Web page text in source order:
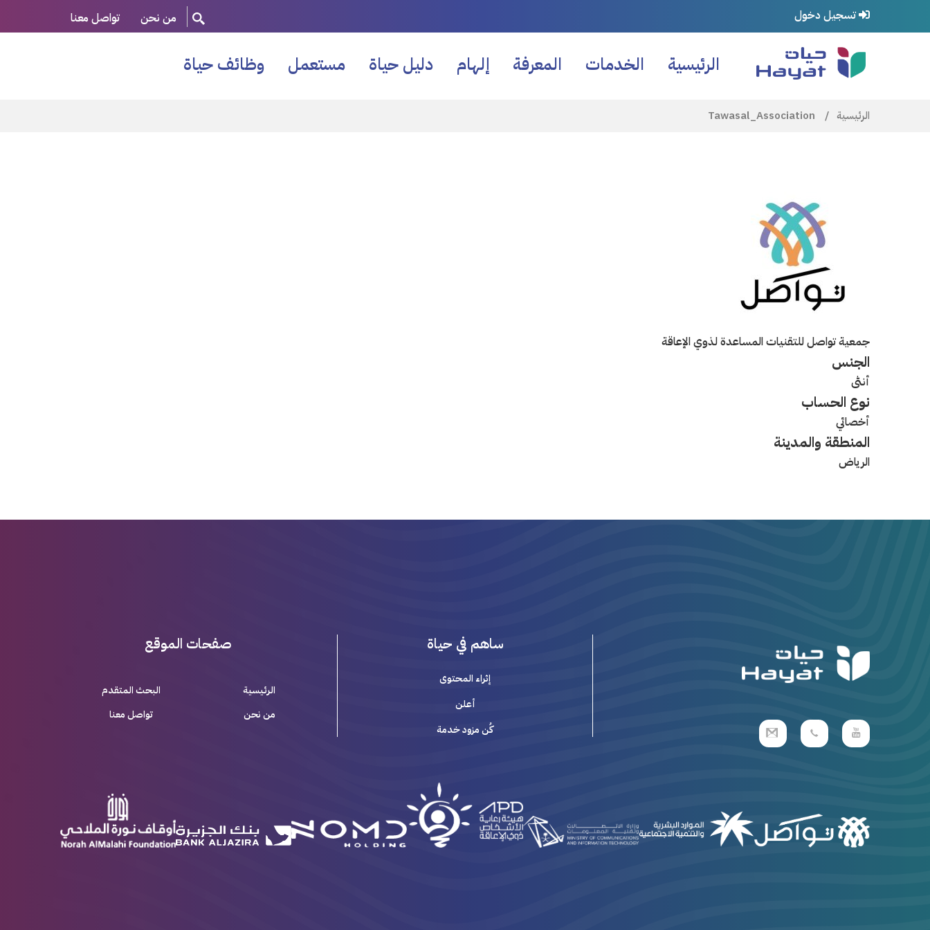
من نحن تواصل معنا تسجيل دخول
الرئيسية الخدمات المعرفة إلهام دليل حياة مستعمل وظائف حياة
مسار
الرئيسية
جمعية تواصل للتقنيات المساعدة لذوي الإعاقة
الجنس
أنثى
نوع الحساب
أخصائي
المنطقة والمدينة
الرياض
صفحات الموقع
تواصل معنا
البحث المتقدم
من نحن
الرئيسية
ساهم في حياة
إثراء المحتوى
أعلن
كُن مزود خدمة